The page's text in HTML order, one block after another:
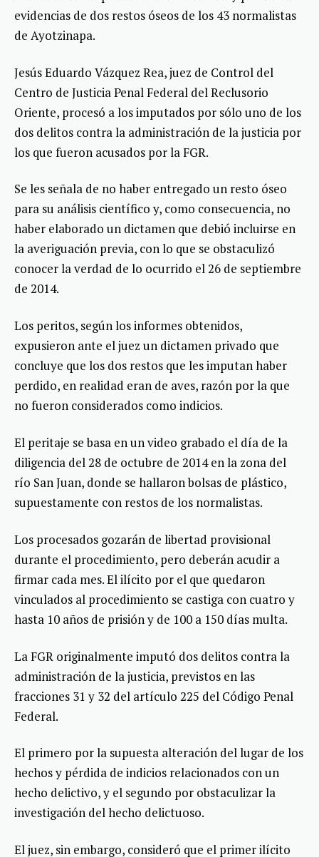
evidencias de dos restos óseos de los 43 normalistas
de Ayotzinapa.
Jesús Eduardo Vázquez Rea, juez de Control del
Centro de Justicia Penal Federal del Reclusorio
Oriente, procesó a los imputados por sólo uno de los
dos delitos contra la administración de la justicia por
los que fueron acusados por la FGR.
Se les señala de no haber entregado un resto óseo
para su análisis científico y, como consecuencia, no
haber elaborado un dictamen que debió incluirse en
la averiguación previa, con lo que se obstaculizó
conocer la verdad de lo ocurrido el 26 de septiembre
de 2014.
Los peritos, según los informes obtenidos,
expusieron ante el juez un dictamen privado que
concluye que los dos restos que les imputan haber
perdido, en realidad eran de aves, razón por la que
no fueron considerados como indicios.
El peritaje se basa en un video grabado el día de la
diligencia del 28 de octubre de 2014 en la zona del
río San Juan, donde se hallaron bolsas de plástico,
supuestamente con restos de los normalistas.
Los procesados gozarán de libertad provisional
durante el procedimiento, pero deberán acudir a
firmar cada mes. El ilícito por el que quedaron
vinculados al procedimiento se castiga con cuatro y
hasta 10 años de prisión y de 100 a 150 días multa.
La FGR originalmente imputó dos delitos contra la
administración de la justicia, previstos en las
fracciones 31 y 32 del artículo 225 del Código Penal
Federal.
El primero por la supuesta alteración del lugar de los
hechos y pérdida de indicios relacionados con un
hecho delictivo, y el segundo por obstaculizar la
investigación del hecho delictuoso.
El juez, sin embargo, consideró que el primer ilícito